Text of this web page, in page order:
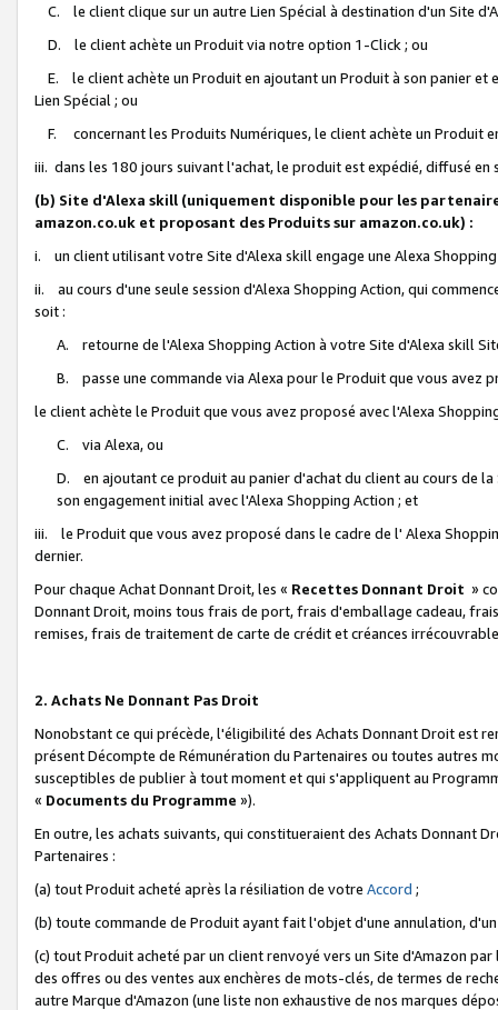
C. le client clique sur un autre Lien Spécial à destination d'un Site
D. le client achète un Produit via notre option 1-Click ; ou
E. le client achète un Produit en ajoutant un Produit à son panier et
Lien Spécial ; ou
F. concernant les Produits Numériques, le client achète un Produit
iii. dans les 180 jours suivant l'achat, le produit est expédié, diffusé
(b) Site d'Alexa skill (uniquement disponible pour les
amazon.co.uk et proposant des Produits sur amazon.co.uk) :
i. un client utilisant votre Site d'Alexa skill engage une Alexa
ii. au cours d'une seule session d'Alexa Shopping Action, qui
soit :
A. retourne de l'Alexa Shopping Action à votre Site d'Alexa skill
B. passe une commande via Alexa pour le Produit que vous avez
le client achète le Produit que vous avez proposé avec l'Alexa
C. via Alexa, ou
D. en ajoutant ce produit au panier d'achat du client au cours de
son engagement initial avec l'Alexa Shopping Action ; et
iii. le Produit que vous avez proposé dans le cadre de l' Alexa
dernier.
Pour chaque Achat Donnant Droit, les « Recettes Donnant Droit »
Donnant Droit, moins tous frais de port, frais d'emballage cadeau,
remises, frais de traitement de carte de crédit et créances
2. Achats Ne Donnant Pas Droit
Nonobstant ce qui précède, l'éligibilité des Achats Donnant Droit est
présent Décompte de Rémunération du Partenaires ou toutes autres
susceptibles de publier à tout moment et qui s'appliquent au
« Documents du Programme »).
En outre, les achats suivants, qui constitueraient des Achats Donnant
Partenaires :
(a) tout Produit acheté après la résiliation de votre Accord ;
(b) toute commande de Produit ayant fait l'objet d'une annulation,
(c) tout Produit acheté par un client renvoyé vers un Site d'Amazon
des offres ou des ventes aux enchères de mots-clés, de termes de
autre Marque d'Amazon (une liste non exhaustive de nos marques